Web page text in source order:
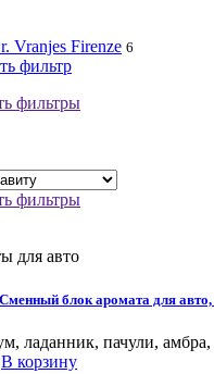
Vranjes Firenze 6
фильтр
фильтры
фильтры
для авто
блок аромата для
ладанник, пачули, амбра,
В корзину